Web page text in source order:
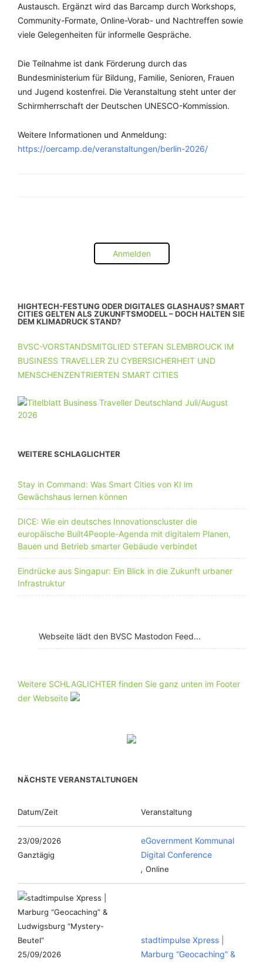
Austausch. Ergänzt wird das Barcamp durch Workshops,
Community-Formate, Online-Vorab- und Nachtreffen sowie
viele Gelegenheiten für informelle Gespräche.
Die Teilnahme ist dank Förderung durch das
Bundesministerium für Bildung, Familie, Senioren, Frauen
und Jugend kostenfrei. Die Veranstaltung steht unter der
Schirmherrschaft der Deutschen UNESCO-Kommission.
Weitere Informationen und Anmeldung:
https://oercamp.de/veranstaltungen/berlin-2026/
Anmelden
HIGHTECH-FESTUNG ODER DIGITALES GLASHAUS? SMART
CITIES GELTEN ALS ZUKUNFTSMODELL – DOCH HALTEN SIE
DEM KLIMADRUCK STAND?
BVSC-VORSTANDSMITGLIED STEFAN SLEMBROUCK IM
BUSINESS TRAVELLER ZU CYBERSICHERHEIT UND
MENSCHENZENTRIERTEN SMART CITIES
WEITERE SCHLAGLICHTER
Stay in Command: Was Smart Cities von KI im
Gewächshaus lernen können
DICE: Wie ein deutsches Innovationscluster die
europäische Built4People-Agenda mit digitalem Planen,
Bauen und Betrieb smarter Gebäude verbindet
Eindrücke aus Singapur: Ein Blick in die Zukunft urbaner
Infrastruktur
Webseite lädt den BVSC Mastodon Feed...
Weitere SCHLAGLICHTER finden Sie ganz unten im Footer
der Webseite
NÄCHSTE VERANSTALTUNGEN
Datum/Zeit Veranstaltung
23/09/2026
Ganztägig
eGovernment Kommunal
Digital Conference
, Online
25/09/2026
stadtimpulse Xpress |
Marburg “Geocaching” &